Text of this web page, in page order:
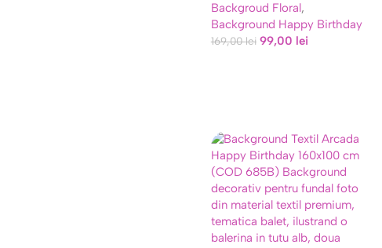
Backgroud Floral,
Background Happy Birthday
169,00lei 99,00 lei